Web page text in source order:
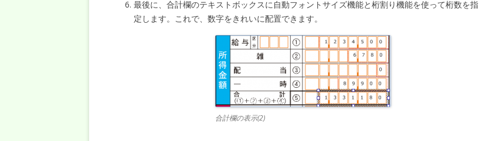
最後に、合計欄のテキストボックスに自動フォントサイズ機能と桁割り機能を使って桁数を指
定します。これで、数字をきれいに配置できます。
合計欄の表示(2)